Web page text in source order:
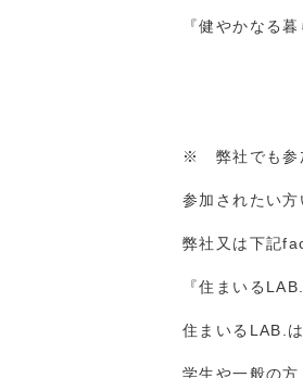
『健やかなる
※ 弊社でも参
参加されたい
弊社又は下記
『住まいるLAB.
住まいるLAB.
学生や一般の